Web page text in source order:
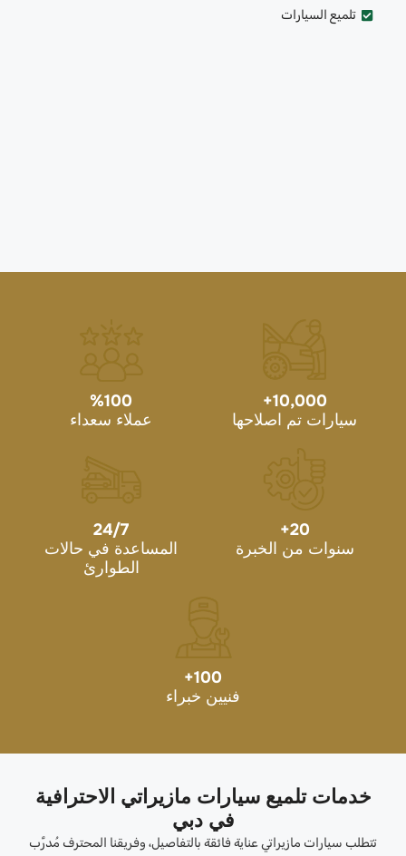
تلميع السيارات
10,000
+
سيارات تم اصلاحها
100
%
عملاء سعداء
20
+
سنوات من الخبرة
24/7
المساعدة في حالات
الطوارئ
100
+
فنيين خبراء
خدمات تلميع سيارات مازيراتي الاحترافية
في دبي
تتطلب سيارات مازيراتي عناية فائقة بالتفاصيل، وفريقنا المحترف مُدرَّب